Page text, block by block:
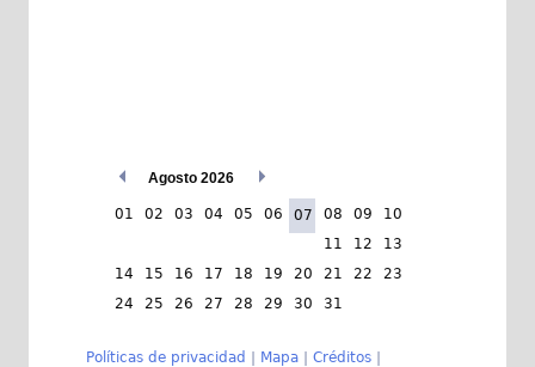
Agosto 2026
01 02 03 04 05 06 07 08 09
10
11
12
13
14
15 16 17 18 19 20 21 22
23
24
25 26 27 28 29 30 31
Políticas de privacidad Mapa Créditos